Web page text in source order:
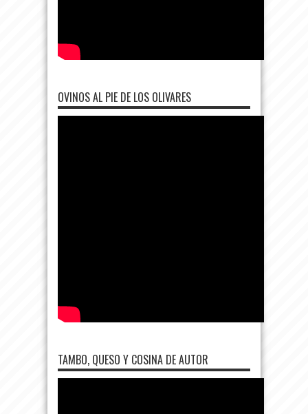
OVINOS AL PIE DE LOS OLIVARES
TAMBO, QUESO Y COSINA DE AUTOR